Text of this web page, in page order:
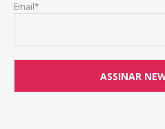
Email*